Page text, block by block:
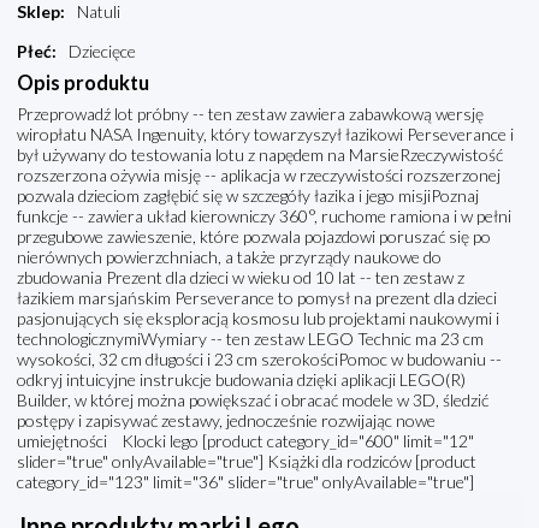
Sklep:
Natuli
Płeć: Dziecięce
Opis produktu
Przeprowadź lot próbny -- ten zestaw zawiera zabawkową wersję
wiropłatu NASA Ingenuity, który towarzyszył łazikowi Perseverance i
był używany do testowania lotu z napędem na MarsieRzeczywistość
rozszerzona ożywia misję -- aplikacja w rzeczywistości rozszerzonej
pozwala dzieciom zagłębić się w szczegóły łazika i jego misjiPoznaj
funkcje -- zawiera układ kierowniczy 360°, ruchome ramiona i w pełni
przegubowe zawieszenie, które pozwala pojazdowi poruszać się po
nierównych powierzchniach, a także przyrządy naukowe do
zbudowania Prezent dla dzieci w wieku od 10 lat -- ten zestaw z
łazikiem marsjańskim Perseverance to pomysł na prezent dla dzieci
pasjonujących się eksploracją kosmosu lub projektami naukowymi i
technologicznymiWymiary -- ten zestaw LEGO Technic ma 23 cm
wysokości, 32 cm długości i 23 cm szerokościPomoc w budowaniu --
odkryj intuicyjne instrukcje budowania dzięki aplikacji LEGO(R)
Builder, w której można powiększać i obracać modele w 3D, śledzić
postępy i zapisywać zestawy, jednocześnie rozwijając nowe
umiejętności Klocki lego [product category_id="600" limit="12"
slider="true" onlyAvailable="true"] Książki dla rodziców [product
category_id="123" limit="36" slider="true" onlyAvailable="true"]